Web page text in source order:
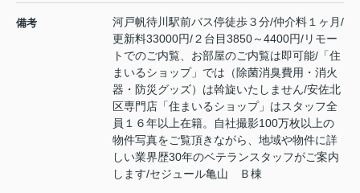
備考
河戸帆待川駅前バス停徒歩３分/仲介料１ヶ月/
更新料33000円/２台目3850～4400円/リモー
トでのご内覧、お部屋のご内覧は即可能/「住
まいるショップ」では（除菌消臭費用・消火
器・防災グッズ）は斡旋いたしません/安佐北
区専門店「住まいるショップ」はスタッフ全
員１６年以上在籍。自社撮影100万枚以上の
物件写真をご覧頂きながら、地域や物件に詳
しい業界歴30年のベテランスタッフがご案内
します/セジュール亀山 Ｂ棟